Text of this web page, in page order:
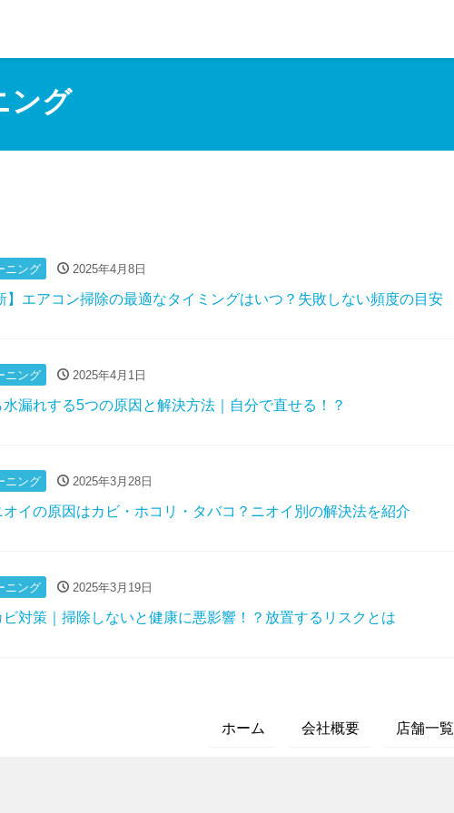
ング
ニング 2025年4月8日
】エアコン掃除の最適なタイミングはいつ？失敗しない頻度の目安
ニング 2025年4月1日
漏れする5つの原因と解決方法｜自分で直せる！？
ニング 2025年3月28日
イの原因はカビ・ホコリ・タバコ？ニオイ別の解決法を紹介
ニング 2025年3月19日
対策｜掃除しないと健康に悪影響！？放置するリスクとは
ホーム 会社概要 店舗一覧